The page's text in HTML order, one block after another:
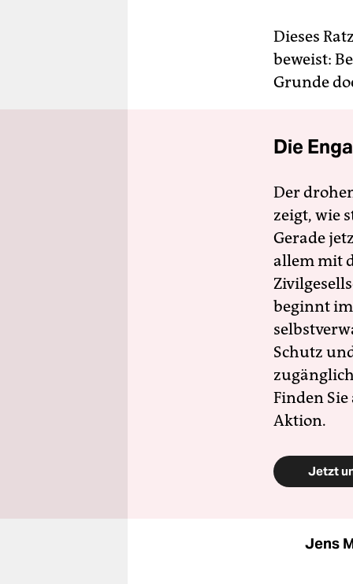
Dieses
beweist:
Grunde
Die
Der
zeigt, wie
Gerade
allem mit
beginnt
Schutz
Finden
Aktion.
Jetzt
Jens